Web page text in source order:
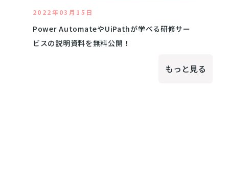
2022年03月15日
Power AutomateやUiPathが学べる研修サー
ビスの説明資料を無料公開！
もっと見る